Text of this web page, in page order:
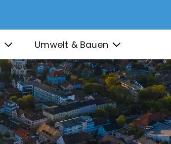
Umwelt & Bauen